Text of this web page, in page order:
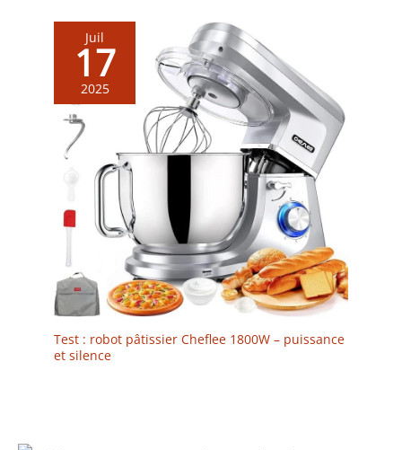
Juil
17
2025
Test : robot pâtissier Cheflee 1800W – puissance
et silence